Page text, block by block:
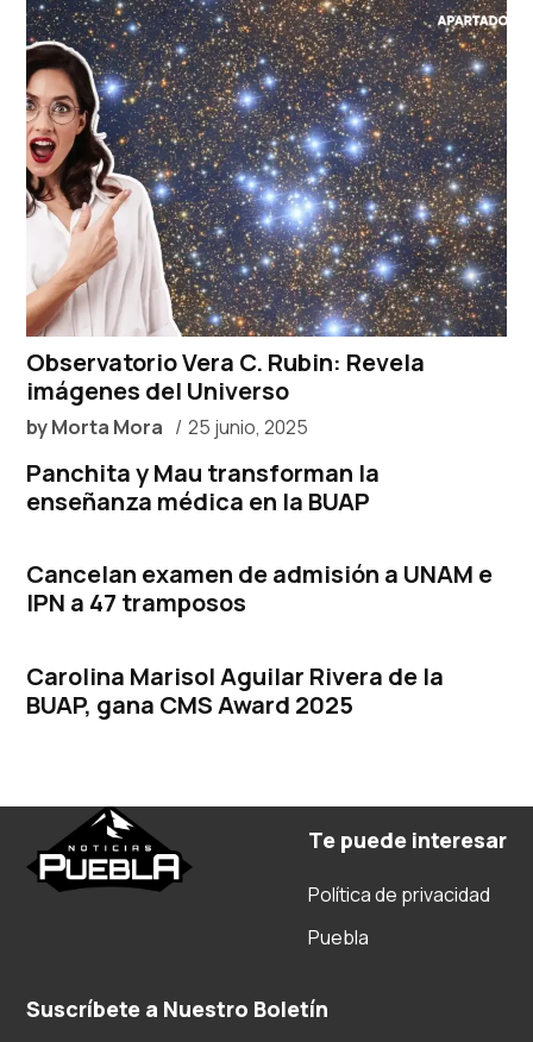
Observatorio Vera C. Rubin: Revela
imágenes del Universo
byMorta Mora 25 junio, 2025
Panchita y Mau transforman la
enseñanza médica en la BUAP
Cancelan examen de admisión a UNAM e
IPN a 47 tramposos
Carolina Marisol Aguilar Rivera de la
BUAP, gana CMS Award 2025
Te puede interesar
Política de privacidad
Puebla
Suscríbete a Nuestro Boletín